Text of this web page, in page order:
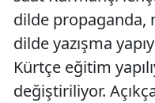
dilde propaganda,
dilde yazışma
Kürtçe eğitim
değiştiriliyor.